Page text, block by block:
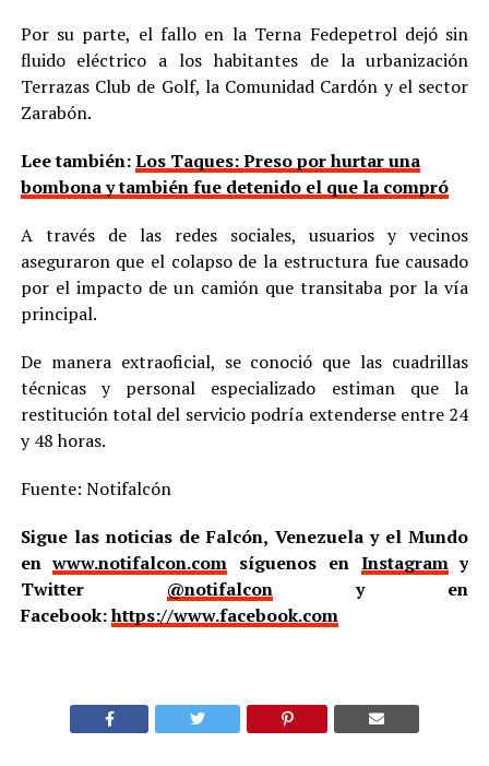
Por su parte, el fallo en la Terna Fedepetrol dejó sin
fluido eléctrico a los habitantes de la urbanización
Terrazas Club de Golf, la Comunidad Cardón y el sector
Zarabón.
Lee también:Los Taques: Preso por hurtar una
bombona y también fue detenido el que la compró
A través de las redes sociales, usuarios y vecinos
aseguraron que el colapso de la estructura fue causado
por el impacto de un camión que transitaba por la vía
principal.
De manera extraoficial, se conoció que las cuadrillas
técnicas y personal especializado estiman que la
restitución total del servicio podría extenderse entre 24
y 48 horas.
Fuente: Notifalcón
Sigue las noticias de Falcón, Venezuela y el Mundo
enwww.notifalcon.com síguenos en Instagramy
Twitter @notifalcony en
Facebook:https://www.facebook.com